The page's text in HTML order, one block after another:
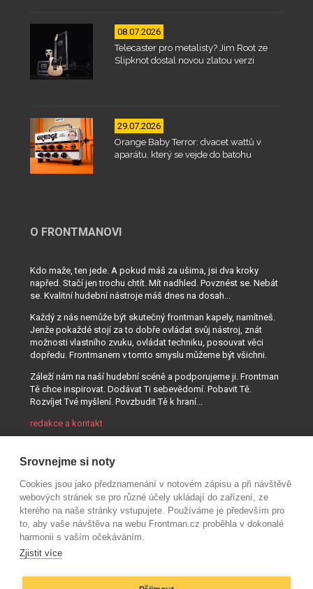
08.07.2026
Telecaster pro metalisty? Jim Root ze
Slipknot dostal novou zlatou verzi
29.07.2026
Orange Baby Terror: dvacet wattů v
aparátu, který se vejde do batohu
O FRONTMANOVI
Kdo maže, ten jede. A pokud máš za ušima, jsi dva kroky
napřed. Stačí jen trochu chtít. Mít nadhled. Povznést se. Nebát
se. Kvalitní hudební nástroje máš dnes na dosah...
Každý z nás nemůže být skutečný frontman kapely, namítneš.
Jenže pokaždé stojí za to dobře ovládat svůj nástroj, znát
možnosti vlastního zvuku, ovládat techniku, posouvat věci
dopředu. Frontmanem v tomto smyslu můžeme být všichni.
Záleží nám na naší hudební scéně a podporujeme ji. Frontman
Tě chce inspirovat. Dodávat Ti sebevědomí. Pobavit Tě.
Rozvíjet Tvé myšlení. Povzbudit Tě k hraní...
redakce a kontakt
Srovnejme si noty
Cookies jsou jako předznamenání v notovém zápisu a při návštěvě
webových stránek se pro různé účely ukládají do zařízení, ze
kterého na naše stránky vstupujete. Používáme je především pro
to, aby vaše návštěva na webu Frontman.cz proběhla v dokonalé
harmonii s vaším očekáváním.
Zjistit více